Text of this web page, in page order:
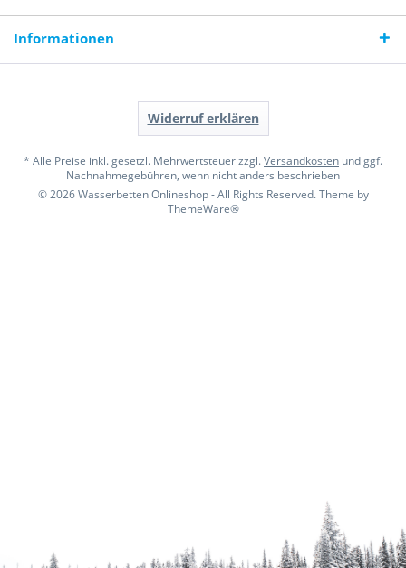
Informationen
Widerruf erklären
* Alle Preise inkl. gesetzl. Mehrwertsteuer zzgl.Versandkosten und ggf.
Nachnahmegebühren, wenn nicht anders beschrieben
© 2026 Wasserbetten Onlineshop - All Rights Reserved. Theme by
ThemeWare®